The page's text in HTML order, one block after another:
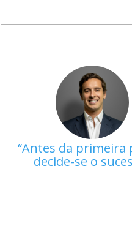
Antes da primeira
decide-se o